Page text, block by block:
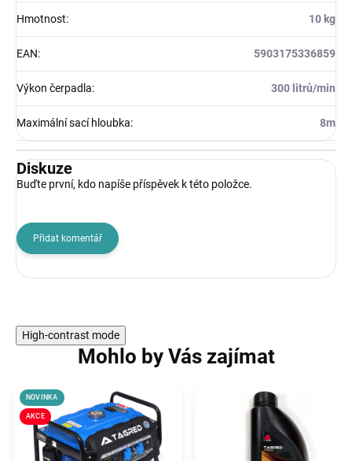
Hmotnost: 10 kg
EAN: 5903175336859
Výkon čerpadla: 300 litrů/min
Maximální sací hloubka: 8m
Diskuze
Buďte první, kdo napíše příspěvek k této položce.
Přidat komentář
High-contrast mode
Mohlo by Vás zajímat
AKCE
NOVINKA